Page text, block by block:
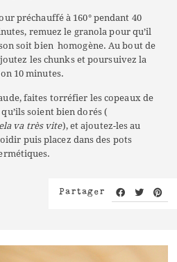
préchauffé à 160° pendant 40
remuez le granola pour qu’il
soit bien homogène. Au bout de
les chunks et poursuivez la
10 minutes.
faites torréfier les copeaux de
soient bien dorés (
va très vite), et ajoutez-les au
puis placez dans des pots
Partager